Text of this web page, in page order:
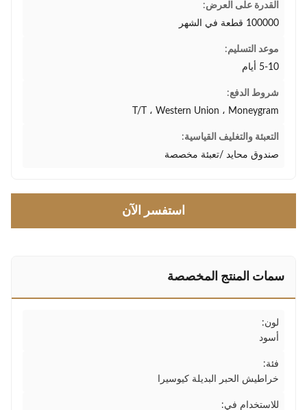
القدرة على العرض:
100000 قطعة في الشهر
موعد التسليم:
5-10 أيام
شروط الدفع:
T/T ، Western Union ، Moneygram
التعبئة والتغليف القياسية:
صندوق محايد /تعبئة مخصصة
استفسر الآن
سمات المنتج المخصصة
لون:
أسود
فئة:
خراطيش الحبر البديلة كيوسيرا
للاستخدام في: